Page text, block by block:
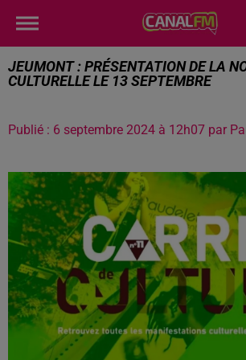
JEUMONT : PRÉSENTATION DE LA
CULTURELLE LE 13 SEPTEMBRE
Publié : 6 septembre 2024 à 12h07 par